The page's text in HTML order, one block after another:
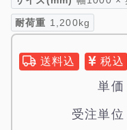
耐荷重 1,200kg
送料込 税込
単価
受注単位